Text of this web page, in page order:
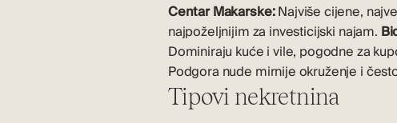
Centar Makarske:Najviše cijene,
najpoželjnijim za investicijski najam.
Dominiraju kuće i vile, pogodne za
Podgora nude mirnije okruženje i
Tipovi nekretnina